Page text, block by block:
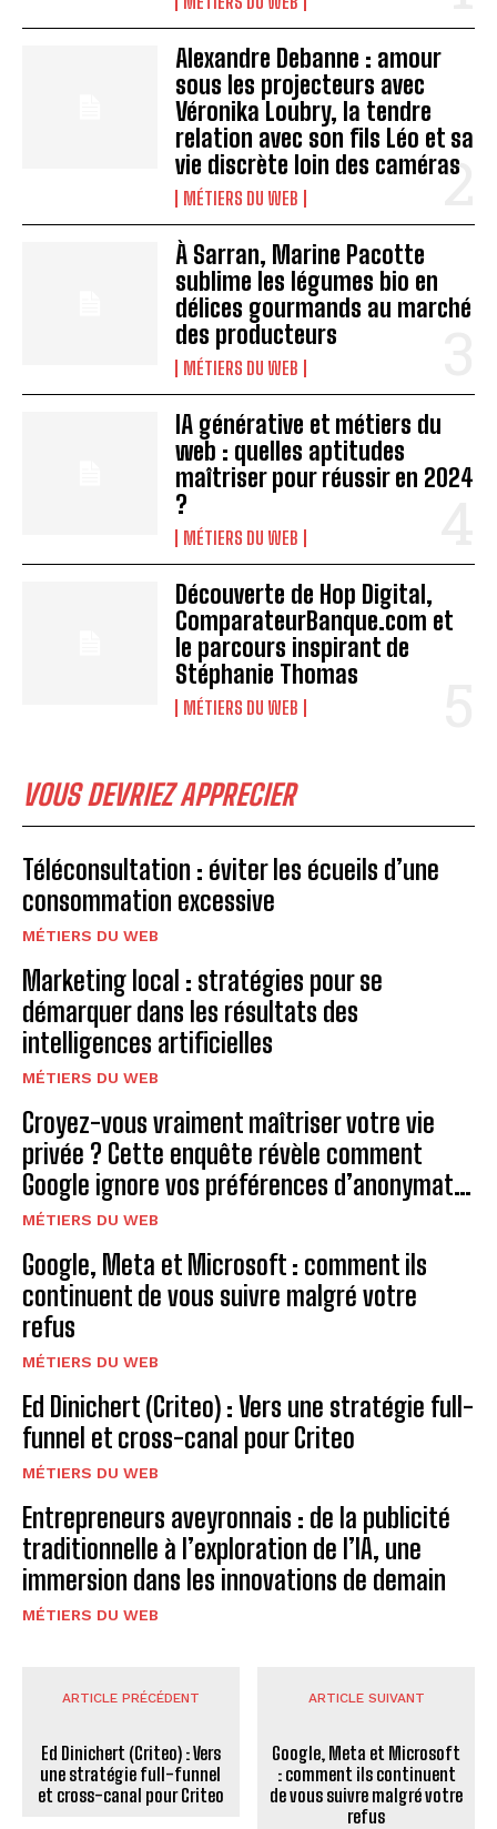
Alexandre Debanne : amour
sous les projecteurs avec
Véronika Loubry, la tendre
relation avec son fils Léo et sa
vie discrète loin des caméras
MÉTIERS DU WEB
À Sarran, Marine Pacotte
sublime les légumes bio en
délices gourmands au marché
des producteurs
MÉTIERS DU WEB
IA générative et métiers du
web : quelles aptitudes
maîtriser pour réussir en 2024
?
MÉTIERS DU WEB
Découverte de Hop Digital,
ComparateurBanque.com et
le parcours inspirant de
Stéphanie Thomas
MÉTIERS DU WEB
VOUS DEVRIEZ APPRECIER
Téléconsultation : éviter les écueils d’une
consommation excessive
MÉTIERS DU WEB
Marketing local : stratégies pour se
démarquer dans les résultats des
intelligences artificielles
MÉTIERS DU WEB
Croyez-vous vraiment maîtriser votre vie
privée ? Cette enquête révèle comment
Google ignore vos préférences d’anonymat…
MÉTIERS DU WEB
Google, Meta et Microsoft : comment ils
continuent de vous suivre malgré votre
refus
MÉTIERS DU WEB
Ed Dinichert (Criteo) : Vers une stratégie full-
funnel et cross-canal pour Criteo
MÉTIERS DU WEB
Entrepreneurs aveyronnais : de la publicité
traditionnelle à l’exploration de l’IA, une
immersion dans les innovations de demain
MÉTIERS DU WEB
ARTICLE PRÉCÉDENT
Ed Dinichert (Criteo) : Vers
une stratégie full-funnel
et cross-canal pour Criteo
ARTICLE SUIVANT
Google, Meta et Microsoft
: comment ils continuent
de vous suivre malgré votre
refus